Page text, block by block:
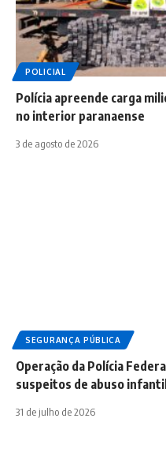
POLICIAL
Polícia apreende carga
no interior paranaense
3 de agosto de 2026
SEGURANÇA PÚBLICA
Operação da Polícia
suspeitos de abuso infantil
31 de julho de 2026